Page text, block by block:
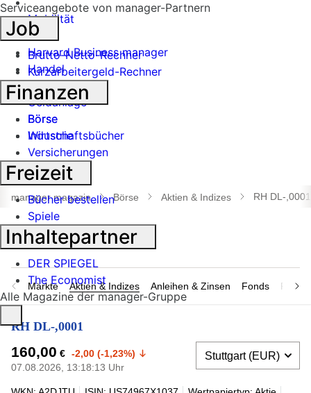
Mobilität
Tech
Harvard Business manager
Handel
Banken
Geldanlage
Börse
Industrie
Suche
öffnen
manager magazin Börse Aktien & Indizes RH DL-,0001
Märkte Aktien & Indizes Anleihen & Zinsen Fonds
RH DL-,0001
160,00 € -2,00 (-1,23%)
07.08.2026, 13:18:13 Uhr
Serviceangebote von manager-Partnern
Job
Brutto-Netto-Rechner
Kurzarbeitergeld-Rechner
Finanzen
Börse
Wirtschaftsbücher
Versicherungen
Freizeit
Bücher bestellen
Spiele
Inhaltepartner
DER SPIEGEL
The Economist
Alle Magazine der manager-Gruppe